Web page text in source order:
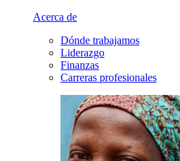
Acerca de
Dónde trabajamos
Liderazgo
Finanzas
Carreras profesionales